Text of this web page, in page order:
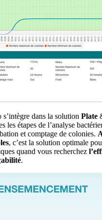
s’intègre dans la solution Plate
les étapes de l’analyse
et comptage de colonies.
, c’est la solution optimale
quand vous recherchez
.